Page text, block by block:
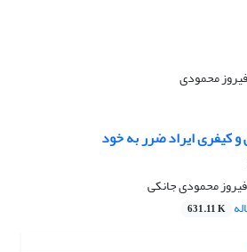
محمودی
کیفری ایراد ضرر به خود
محمودی جانکی
631.11 K